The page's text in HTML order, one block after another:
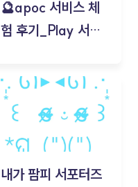
🔮apoc 서비스 체
험 후기_Play 서비
김태현
내가 팜피 서포터즈